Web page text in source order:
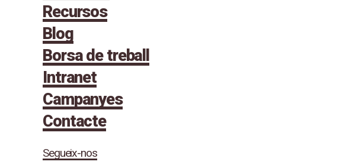
Recursos
Blog
Borsa de treball
Intranet
Campanyes
Contacte
Segueix-nos